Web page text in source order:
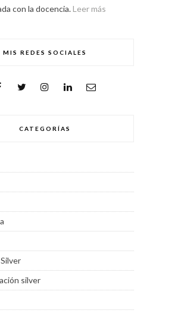
con la docencia. Leer más
MIS REDES SOCIALES
CATEGORÍAS
silver